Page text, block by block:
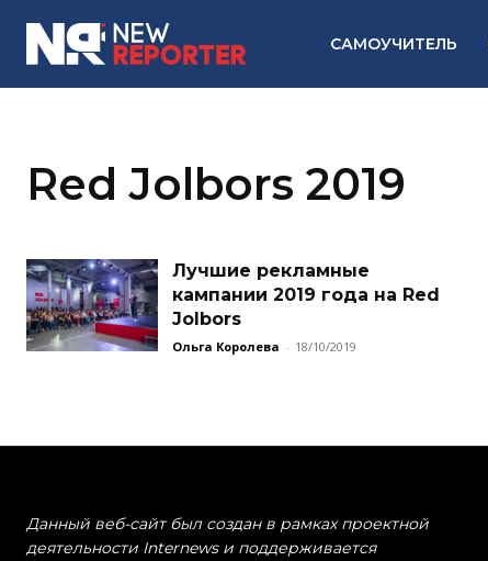
САМОУЧИТЕЛЬ
Red Jolbors 2019
Лучшие рекламные
кампании 2019 года на Red
Jolbors
Ольга Королева - 18/10/2019
Данный веб-сайт был создан в рамках проектной
деятельности Internews и поддерживается